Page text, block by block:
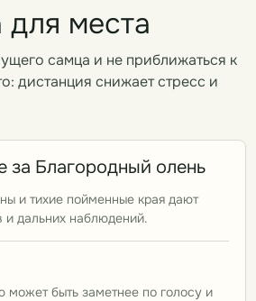
для места
самца и не приближаться к
дистанция снижает стресс и
за Благородный олень
и тихие пойменные края дают
и дальних наблюдений.
может быть заметнее по голосу и